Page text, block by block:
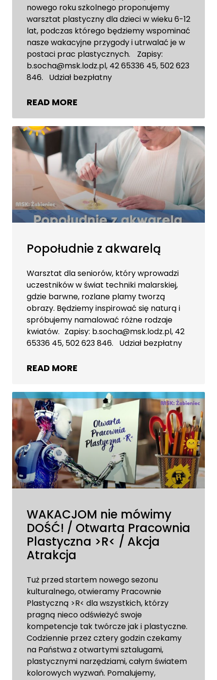
nowego roku szkolnego proponujemy
warsztat plastyczny dla dzieci w wieku 6-12
lat, podczas którego będziemy wspominać
nasze wakacyjne przygody i utrwalać je w
postaci prac plastycznych. Zapisy:
b.socha@msk.lodz.pl, 42 65336 45, 502 623
846. Udział bezpłatny
READ MORE
Popołudnie z akwarelą
Warsztat dla seniorów, który wprowadzi
uczestników w świat techniki malarskiej,
gdzie barwne, rozlane plamy tworzą
obrazy. Będziemy inspirować się naturą i
spróbujemy namalować różne rodzaje
kwiatów. Zapisy: b.socha@msk.lodz.pl, 42
65336 45, 502 623 846. Udział bezpłatny
READ MORE
WAKACJOM nie mówimy
DOŚĆ! / Otwarta Pracownia
Plastyczna >R< / Akcja
Atrakcja
Tuż przed startem nowego sezonu
kulturalnego, otwieramy Pracownie
Plastyczną >R< dla wszystkich, którzy
pragną nieco odświeżyć swoje
kompetencje tak twórcze jak i plastyczne.
Codziennie przez cztery godzin czekamy
na Państwa z otwartymi sztalugami,
plastycznymi narzędziami, całym światem
kolorowych wyzwań. Pomalujemy,